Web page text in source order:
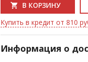
В КОРЗИНУ
Купить в кредит от 810
Информация о